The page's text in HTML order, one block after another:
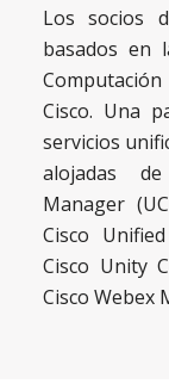
Los socios
basados ​​en
Cisco. Una
servicios
alojadas
Manager
Cisco
Cisco Unity
Cisco Webex